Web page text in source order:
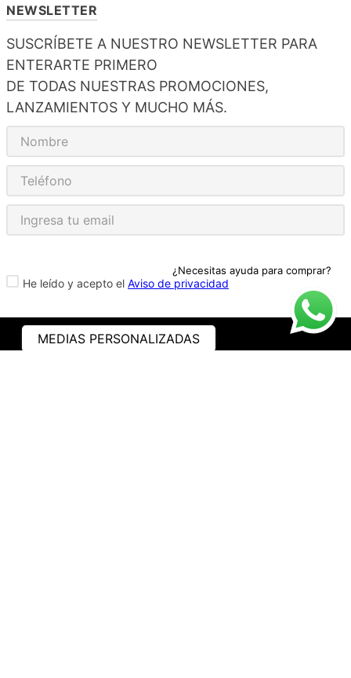
¿Necesitas ayuda para comprar?
NEWSLETTER
SUSCRÍBETE A NUESTRO NEWSLETTER PARA
ENTERARTE PRIMERO
DE TODAS NUESTRAS PROMOCIONES,
LANZAMIENTOS Y MUCHO MÁS.
He leído y acepto el Aviso de privacidad
MEDIAS PERSONALIZADAS